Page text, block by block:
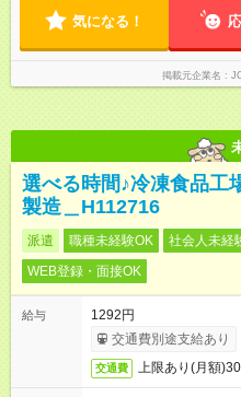
気になる！
掲載元企業名
選べる時間♪冷凍食品工
製造＿H112716
派遣 職種未経験OK 社会人未経
WEB登録・面接OK
給与
1292円
交通費別途支給あり
交通費 上限あり(月額